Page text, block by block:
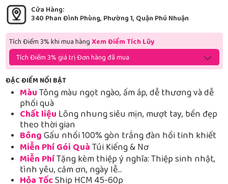
Cửa Hàng:
340 Phan Đình Phùng, Phường 1, Quận Phú Nhuận
Tích Điểm 3% khi mua hàng Xem Điểm Tích Lũy
Tích Điểm 3% giá trị Đơn hàng đã mua
ĐẶC ĐIỂM NỔI BẬT
MàuTông màu ngọt ngào, ấm áp, dễ thương và dễ
phối quà
Chất liệu Lông nhung siêu mịn, mượt tay, bền đẹp
theo thời gian
BôngGấu nhồi 100% gòn trắng đàn hồi tinh khiết
Miễn Phí Gói QuàTúi Kiếng & Nơ
Miễn PhíTặng kèm thiệp ý nghĩa: Thiệp sinh nhật,
tình yêu, cảm ơn, ngày lễ…
Hỏa TốcShip HCM 45-60p